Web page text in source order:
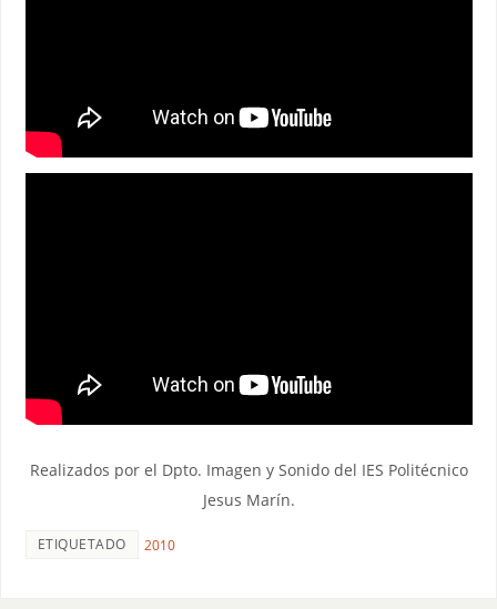
Realizados por el Dpto. Imagen y Sonido del IES Politécnico
Jesus Marín.
ETIQUETADO 2010